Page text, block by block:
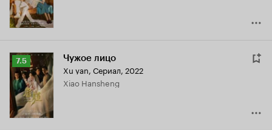
Рейтинг
Кинопоиска
7.5
7.5 Чужое лицо
Xu yan, Сериал, 2022
Xiao Hansheng